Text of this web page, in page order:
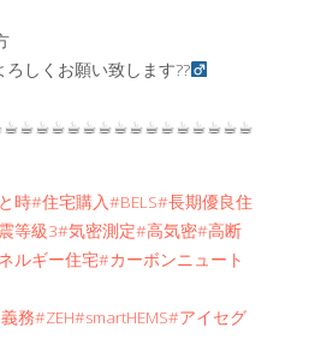
しくお願い致します??‍
時#住宅購入#BELS#長期優良住
等級3#気密測定#高気密#高断
ルギー住宅#カーボンニュート
務#ZEH#smartHEMS#アイセグ